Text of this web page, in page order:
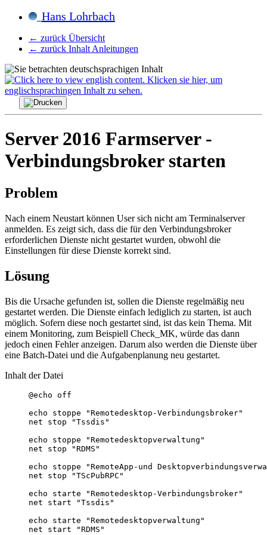
Hans Lohrbach
← zurück Übersicht
← zurück Inhalt Anleitungen
Server 2016 Farmserver -
Verbindungsbroker starten
Problem
Nach einem Neustart können User sich nicht am Terminalserver
anmelden. Es zeigt sich, dass die für den Verbindungsbroker
erforderlichen Dienste nicht gestartet wurden, obwohl die
Einstellungen für diese Dienste korrekt sind.
Lösung
Bis die Ursache gefunden ist, sollen die Dienste regelmäßig neu
gestartet werden. Die Dienste einfach lediglich zu starten, ist auch
möglich. Sofern diese noch gestartet sind, ist das kein Thema. Mit
einem Monitoring, zum Beispiell Check_MK, würde das dann
jedoch einen Fehler anzeigen. Darum also werden die Dienste über
eine Batch-Datei und die Aufgabenplanung neu gestartet.
Inhalt der Datei
@echo off
echo stoppe "Remotedesktop-Verbindungsbroker"
net stop "Tssdis"
echo stoppe "Remotedesktopverwaltung"
net stop "RDMS"
echo stoppe "RemoteApp-und
net stop "TScPubRPC"
echo starte "Remotedesktop-Verbindungsbroker"
net start "Tssdis"
echo starte "Remotedesktopverwaltung"
net start "RDMS"